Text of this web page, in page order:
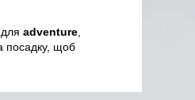
adventure,
посадку, щоб